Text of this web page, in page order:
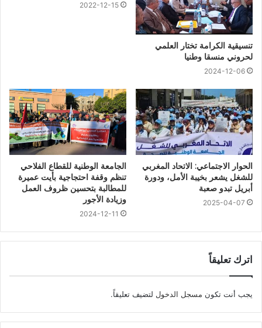
تنسيقية الكرامة تختار العلمي
لحروني منسقا وطنيا
2024-12-06
2022-12-15
الحوار الاجتماعي: الاتحاد المغربي
للشغل يشعر بخيبة الأمل، ودورة
أبريل تبدو صعبة
2025-04-07
الجامعة الوطنية للقطاع الفلاحي
تنظم وقفة احتجاجية بأيت عميرة
للمطالبة بتحسين ظروف العمل
وزيادة الأجور
2024-12-11
اترك تعليقاً
يجب أنت تكون مسجل الدخول لتضيف تعليقاً.